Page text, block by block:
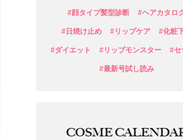
#顔タイプ髪型診断 #ヘアカタロ
#日焼け止め #リップケア #化粧
#ダイエット #リップモンスター #セ
#最新号試し読み
COSME